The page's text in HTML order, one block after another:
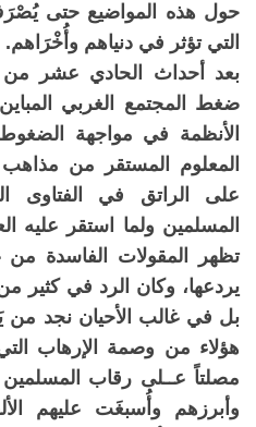
حول هذه المواضيع حتى
التي تؤثر في دنياهم وأُخْرَاهم.
ضغط المجتمع الغربي
الأنظمة في مواجهة
المعلوم المستقر من
على الراتق في الفتاوى
المسلمين ولما استقر عليه
تظهر المقولات الفاسدة من
يردعها، وكان الرد في كثير
بل في غالب الأحيان نجد من
هؤلاء من وصمة الإرهاب التي
مصلتاً عــلى رقاب
وأبرزهم وأُسبغَت عليهم